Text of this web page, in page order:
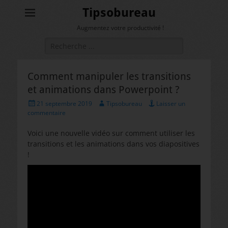
Tipsobureau
Augmentez votre productivité !
Comment manipuler les transitions
et animations dans Powerpoint ?
Posted
on
21 septembre 2019 Author
Tipsobureau
Laisser un
commentaire
Voici une nouvelle vidéo sur comment utiliser les
transitions et les animations dans vos diapositives
!